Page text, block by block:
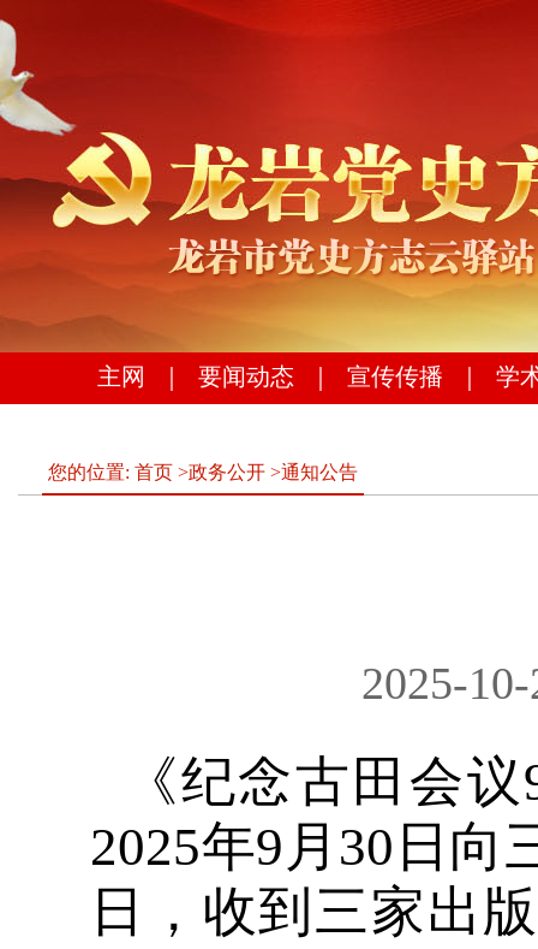
主网 要闻动态 宣传传播 学
您的位置: 首页 >政务公开 >通知公告
2025-
《纪念古田会议
2025年9 月 30 日向
日，收到三家出